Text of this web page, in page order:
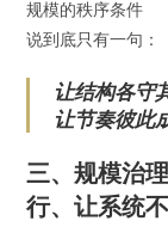
规模的秩序条件
说到底只有一句：
让结构各守
让节奏彼此
三、规模治
行、让系统